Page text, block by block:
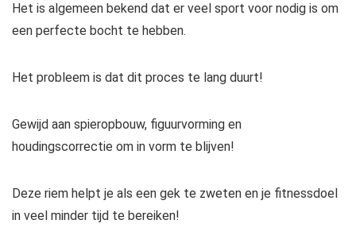
Het is algemeen bekend dat er veel sport voor nodig is om
een ​​perfecte bocht te hebben.
Het probleem is dat dit proces te lang duurt!
Gewijd aan spieropbouw, figuurvorming en
houdingscorrectie om in vorm te blijven!
Deze riem helpt je als een gek te zweten en je fitnessdoel
in veel minder tijd te bereiken!